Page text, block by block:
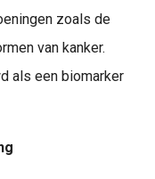
zoals de
van kanker.
als een biomarker